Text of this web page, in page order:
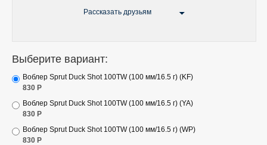
Рассказать друзьям
Выберите вариант:
Воблер Sprut Duck Shot 100TW (100 мм/16.5 г) (KF)
830 Р
Воблер Sprut Duck Shot 100TW (100 мм/16.5 г) (YA)
830 Р
Воблер Sprut Duck Shot 100TW (100 мм/16.5 г) (WP)
830 Р